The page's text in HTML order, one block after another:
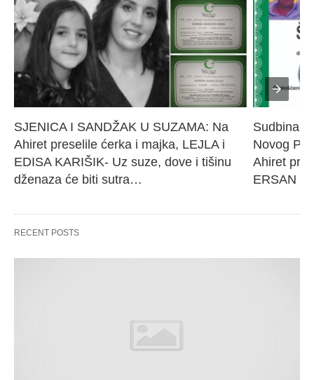
SJENICA I SANDŽAK U SUZAMA: Na
Ahiret preselile ćerka i majka, LEJLA i
EDISA KARIŠIK- Uz suze, dove i tišinu
dženaza će biti sutra…
Sudbina
Novog
Ahiret
ERSAN
RECENT POSTS